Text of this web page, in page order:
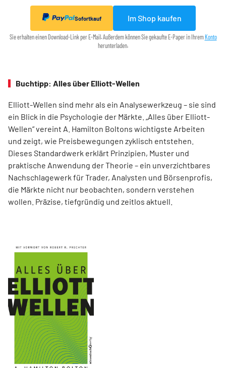
Sofortkauf Im Shop kaufen
Sie erhalten einen Download-Link per E-Mail. Außerdem können Sie gekaufte E-Paper in Ihrem Konto
herunterladen.
Buchtipp: Alles über Elliott-Wellen
Elliott-Wellen sind mehr als ein Analysewerkzeug – sie sind
ein Blick in die Psychologie der Märkte. „Alles über Elliott-
Wellen“ vereint A. Hamilton Boltons wichtigste Arbeiten
und zeigt, wie Preisbewegungen zyklisch entstehen.
Dieses Standardwerk erklärt Prinzipien, Muster und
praktische Anwendung der Theorie – ein unverzichtbares
Nachschlagewerk für Trader, Analysten und Börsenprofis,
die Märkte nicht nur beobachten, sondern verstehen
wollen. Präzise, tiefgründig und zeitlos aktuell.